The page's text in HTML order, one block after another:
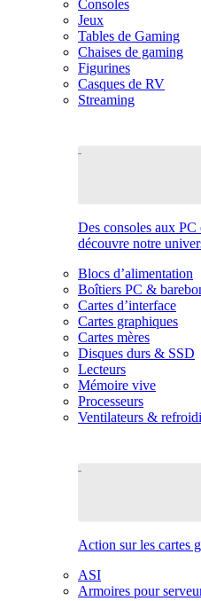
Consoles
Jeux
Tables de Gaming
Chaises de gaming
Figurines
Casques de RV
Streaming
Des consoles aux
découvre notre
Blocs d’alimentation
Boîtiers PC &
Cartes d’interface
Cartes graphiques
Cartes mères
Disques durs & SSD
Lecteurs
Mémoire vive
Processeurs
Ventilateurs &
Action sur les cartes
ASI
Armoires pour